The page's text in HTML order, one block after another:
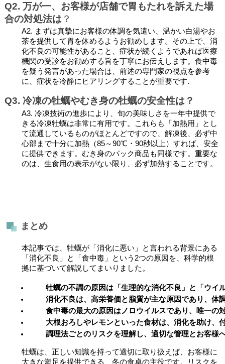
Q2. 万が一、お客様が店舗で胃もたれを訴えた場
合の対処法は ？
A2. まずは真摯にお客様の体調を気遣い、温かい白湯やお
茶を提供して胃を休めるようお勧めします。その上で、消
化不良の可能性があること、症状が続くようであれば医療
機関の受診をお勧めする旨を丁寧にお伝えします。食中毒
を疑う発言があった場合は、前述の専門家の視点を参考
に、症状を冷静にヒアリングすることが重要です.
Q3. 冷凍の牡蠣やむき身の牡蠣の安全性は？
A3. 冷凍技術の進歩により、旬の美味しさを一年中提供で
きる冷凍牡蠣は非常に有用です。これらも「加熱用」とし
て流通しているものがほとんどですので、解凍後、必ず中
心部まで十分に加熱（85～90℃・90秒以上）すれば、安全
に提供できます。むき身のパック商品も同様です。重要な
のは、生食用の表示がない限り、必ず加熱することです。
まとめ
本記事では、牡蠣が「消化に悪い」と言われる背景にある
「消化不良」と「食中毒」という2つの原因を、科学的根
拠に基づいて解説してまいりました。
牡蠣の不調の原因は「生理的な消化不良」と「ウイ
消化不良は、高栄養価と脂質が主な原因であり、体
食中毒の最大の原因はノロウイルスであり、唯一
大根おろしやレモンといった食材は、消化を助け、
調理法ごとのリスクを理解し、適切な管理とお客様
牡蠣は、正しい知識を持って適切に取り扱えば、お客様に
大きな満足を提供できる、冬の食卓の主役です。リスクを